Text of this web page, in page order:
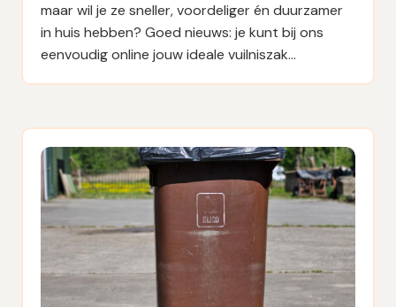
maar wil je ze sneller, voordeliger én duurzamer
in huis hebben? Goed nieuws: je kunt bij ons
eenvoudig online jouw ideale vuilniszak…